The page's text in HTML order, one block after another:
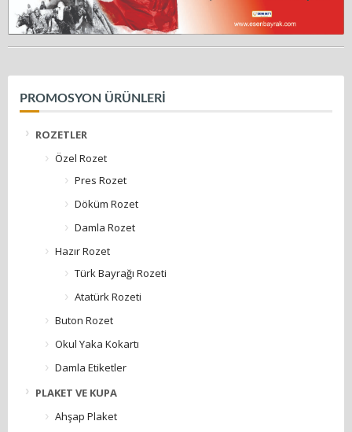
PROMOSYON ÜRÜNLERİ
ROZETLER
Özel Rozet
Pres Rozet
Döküm Rozet
Damla Rozet
Hazır Rozet
Türk Bayrağı Rozeti
Atatürk Rozeti
Buton Rozet
Okul Yaka Kokartı
Damla Etiketler
PLAKET VE KUPA
Ahşap Plaket